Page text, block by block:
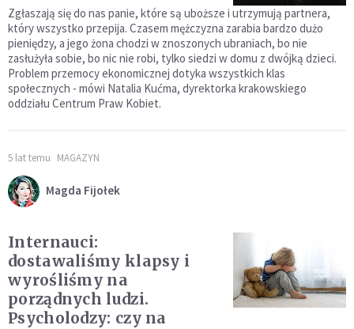
Zgłaszają się do nas panie, które są uboższe i utrzymują partnera,
który wszystko przepija. Czasem mężczyzna zarabia bardzo dużo
pieniędzy, a jego żona chodzi w znoszonych ubraniach, bo nie
zasłużyła sobie, bo nic nie robi, tylko siedzi w domu z dwójką dzieci.
Problem przemocy ekonomicznej dotyka wszystkich klas
społecznych - mówi Natalia Kućma, dyrektorka krakowskiego
oddziału Centrum Praw Kobiet.
5 lat temu MAGAZYN
Magda Fijołek
Internauci:
dostawaliśmy klapsy i
wyrośliśmy na
porządnych ludzi.
Psycholodzy: czy na